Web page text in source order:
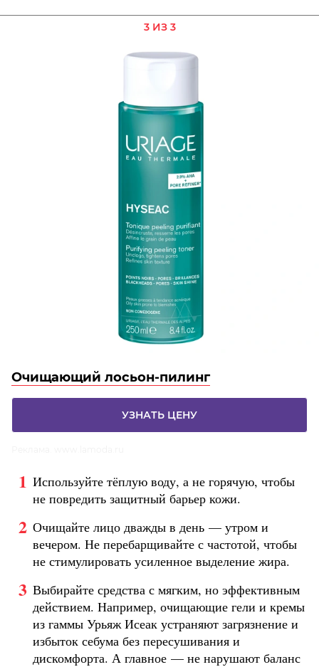
3 ИЗ 3
Очищающий лосьон-пилинг
УЗНАТЬ ЦЕНУ
Используйте тёплую воду, а не горячую, чтобы
не повредить защитный барьер кожи.
Очищайте лицо дважды в день — утром и
вечером. Не перебарщивайте с частотой, чтобы
не стимулировать усиленное выделение жира.
Выбирайте средства с мягким, но эффективным
действием. Например, очищающие гели и кремы
из гаммы Урьяж Исеак устраняют загрязнение и
избыток себума без пересушивания и
дискомфорта. А главное — не нарушают баланс